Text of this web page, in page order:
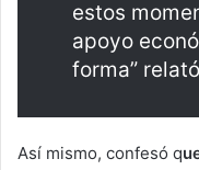
estos
apoyo
forma”
Así mismo, confesó q